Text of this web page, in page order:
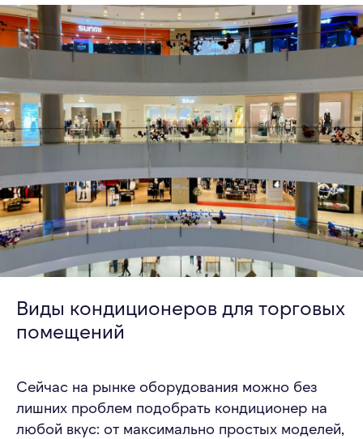
Виды кондиционеров для торговых
помещений
Сейчас на рынке оборудования можно без
лишних проблем подобрать кондиционер на
любой вкус: от максимально простых моделей,